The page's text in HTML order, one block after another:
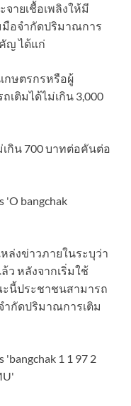
ายเชื้อเพลิงให้มี
อจำกัดปริมาณการ
ญ ได้แก่
กษตรกรหรือผู้
เติมได้ไม่เกิน 3,000
กิน 700 บาทต่อคันต่อ
ล่งข่าวภายในระบุว่า
ว หลังจากเริ่มใช้
ะนี้ประชาชนสามารถ
ำกัดปริมาณการเติม